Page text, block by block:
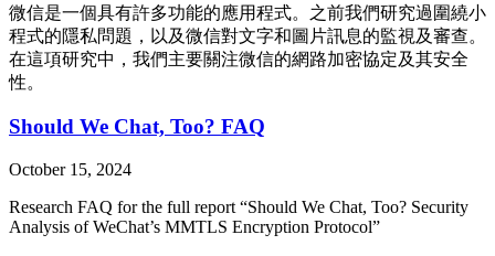
微信是一個具有許多功能的應用程式。之前我們研究過圍繞小
程式的隱私問題，以及微信對文字和圖片訊息的監視及審查。
在這項研究中，我們主要關注微信的網路加密協定及其安全
性。
Should We Chat, Too? FAQ
October 15, 2024
Research FAQ for the full report “Should We Chat, Too? Security
Analysis of WeChat’s MMTLS Encryption Protocol”